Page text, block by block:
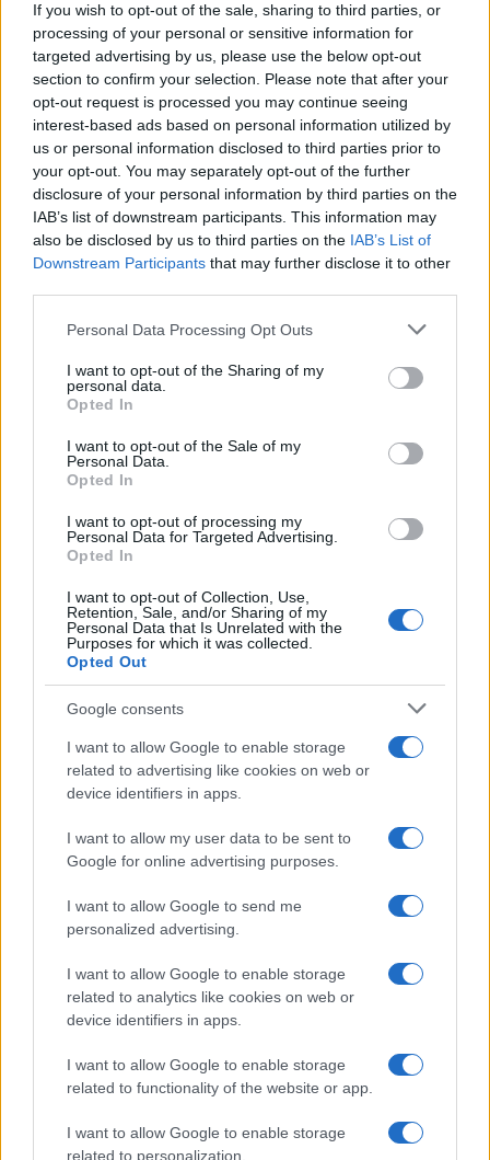
If you wish to opt-out of the sale, sharing to third parties, or
processing of your personal or sensitive information for
targeted advertising by us, please use the below opt-out
section to confirm your selection. Please note that after your
opt-out request is processed you may continue seeing
interest-based ads based on personal information utilized by
us or personal information disclosed to third parties prior to
your opt-out. You may separately opt-out of the further
disclosure of your personal information by third parties on the
IAB’s list of downstream participants. This information may
also be disclosed by us to third parties on the IAB’s List of
Downstream Participants that may further disclose it to other
Please note that this website/app uses one or more Google
not limited to your visit or usage behaviour. You may click to
grant or deny consent to Google and its third-party tags to
use your data for below specified purposes in below Google
consent section.
Personal Data Processing Opt Outs
I want to opt-out of the Sharing of my
personal data.
Opted In
I want to opt-out of the Sale of my
Personal Data.
Opted In
I want to opt-out of processing my
Personal Data for Targeted Advertising.
Opted In
I want to opt-out of Collection, Use,
Retention, Sale, and/or Sharing of my
Personal Data that Is Unrelated with the
Purposes for which it was collected.
Opted Out
Google consents
I want to allow Google to enable storage
related to advertising like cookies on web or
device identifiers in apps.
I want to allow my user data to be sent to
Google for online advertising purposes.
I want to allow Google to send me
personalized advertising.
I want to allow Google to enable storage
related to analytics like cookies on web or
device identifiers in apps.
I want to allow Google to enable storage
related to functionality of the website or app.
I want to allow Google to enable storage
related to personalization.
Continua a leggere
Analisi dettagliata delle stime finanziarie e dei risultati di Enel
nel 2026
Edoardo Vitali · 6 Ago 2026
FINANZA
Villa Joy sequestrata: le violazioni urbanistiche e
paesaggistiche a Loiri Porto San Paolo
FINANZA